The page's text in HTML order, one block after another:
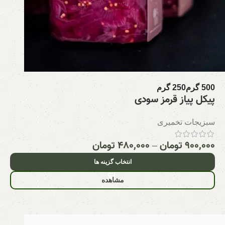
500 گرم 250 گرم
پیکل پیاز قرمز سودی
سبزیجات تخمیری
۹۰۰,۰۰۰تومان–۴۸۰,۰۰۰تومان
انتخاب گزینه ها
مشاهده